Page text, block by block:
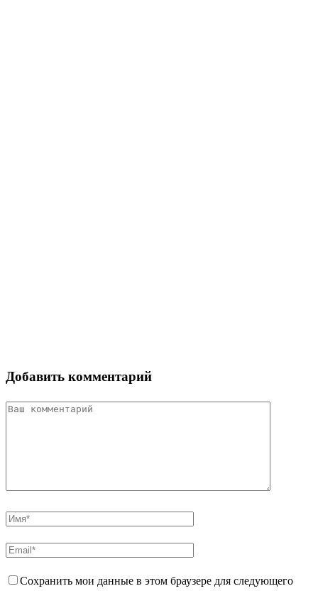
Добавить комментарий
Сохранить мои данные в этом браузере для следующего